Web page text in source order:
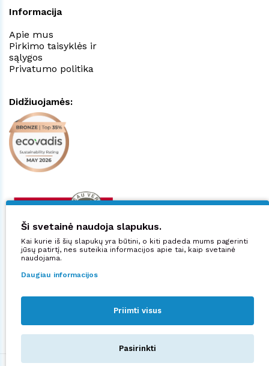
Informacija
Apie mus
Pirkimo taisyklės ir
sąlygos
Privatumo politika
Didžiuojamės:
Sekite mus:
Ši svetainė naudoja slapukus.
Kai kurie iš šių slapukų yra būtini, o kiti padeda mums pagerinti
jūsų patirtį, nes suteikia informacijos apie tai, kaip svetainė
naudojama.
Daugiau informacijos
Priimti visus
Pasirinkti